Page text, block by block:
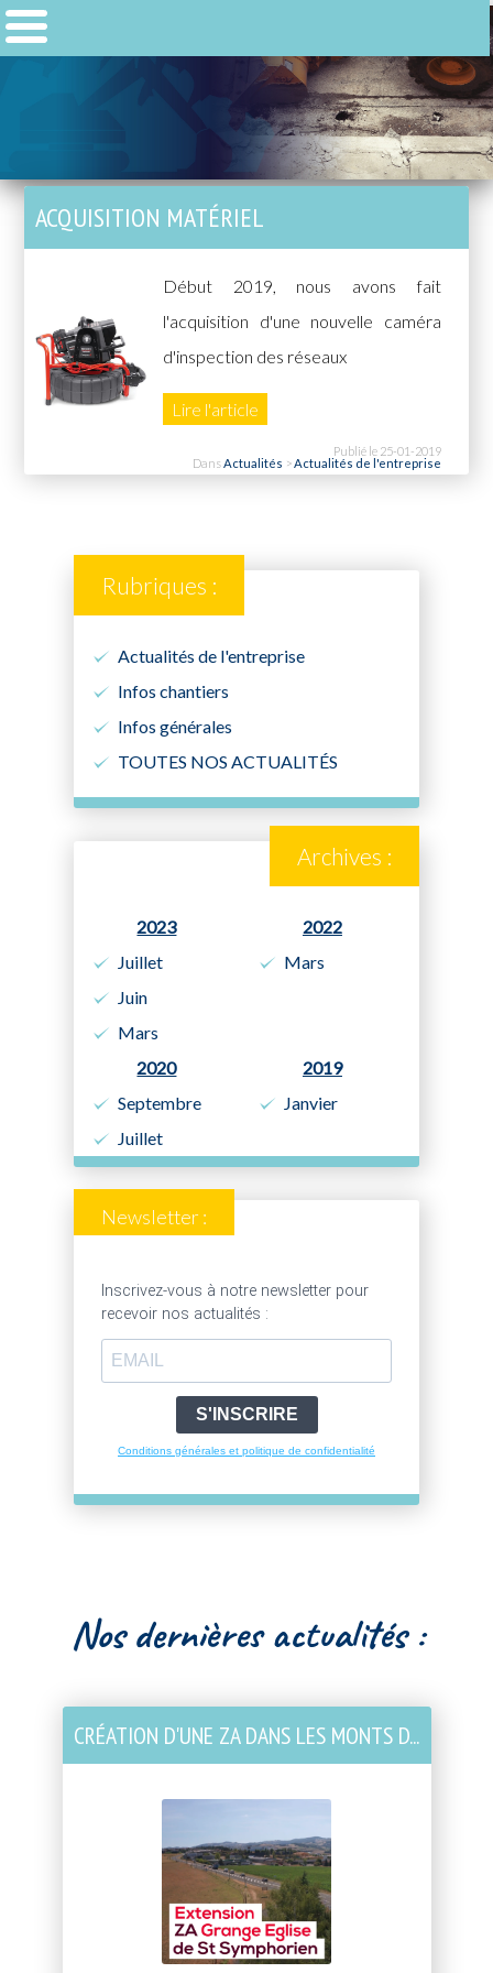
ACQUISITION MATÉRIEL
Début 2019, nous avons fait
l'acquisition d'une nouvelle caméra
d'inspection des réseaux
Lire l'article
Publié le 25-01-2019
DansActualités >Actualités de l'entreprise
Rubriques :
Actualités de l'entreprise
Infos chantiers
Infos générales
TOUTES NOS ACTUALITÉS
Archives :
2023
Juillet
Juin
Mars
2022
Mars
2020
Septembre
Juillet
2019
Janvier
Newsletter :
Inscrivez-vous à notre newsletter pour
recevoir nos actualités :
S'INSCRIRE
Conditions générales et politique de confidentialité
Nos dernières actualités :
CRÉATION D'UNE ZA DANS LES MONTS D...